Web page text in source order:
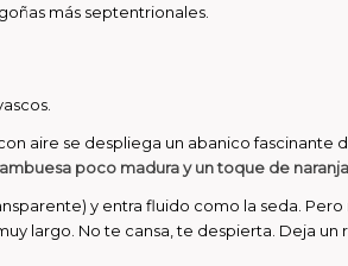
más septentrionales.
aire se despliega un abanico fascinante
poco madura y un toque de
y entra fluido como la seda.
largo. No te cansa, te despierta. Deja